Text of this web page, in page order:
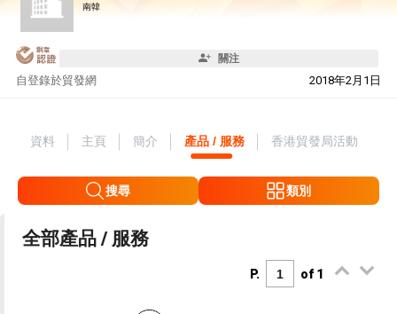
南韓
關注
自 2018年2月1日
登錄於貿發網
資料 主頁 簡介 產品 / 服務 香港貿發局活動
搜尋 類別
全部產品 / 服務
P. of 1